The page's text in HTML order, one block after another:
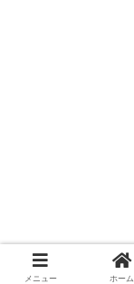
メニュー ホーム